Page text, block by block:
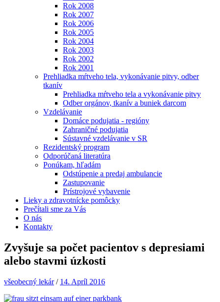
Rok 2008
Rok 2007
Rok 2006
Rok 2005
Rok 2004
Rok 2003
Rok 2002
Rok 2001
Prehliadka mŕtveho tela, vykonávanie pitvy, odber
tkanív
Prehliadka mŕtveho tela a vykonávanie pitvy
Odber orgánov, tkanív a buniek darcom
Vzdelávanie
Domáce podujatia - regióny
Zahraničné podujatia
Sústavné vzdelávanie v SR
Rezidentský program
Odporúčaná literatúra
Ponúkam, hľadám
Odstúpenie a predaj ambulancie
Zastupovanie
Prístrojové vybavenie
Lieky a zdravotnícke pomôcky
Prečítali sme za Vás
O nás
Kontakty
Zvyšuje sa počet pacientov s depresiami
alebo stavmi úzkosti
všeobecný lekár/ 14. Apríl 2016